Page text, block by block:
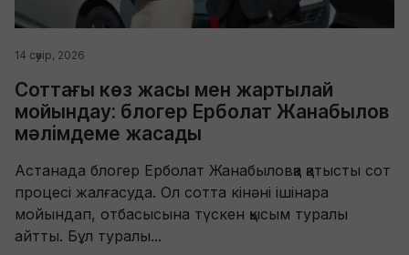
14 сәуір, 2026
Соттағы көз жасы мен жартылай
мойындау: блогер Ерболат Жанабылов
мәлімдеме жасады
Астанада блогер Ерболат Жанабыловқа қатысты сот
процесі жалғасуда. Ол сотта кінәні ішінара
мойындап, отбасысына түскен қысым туралы
айтты. Бұл туралы...